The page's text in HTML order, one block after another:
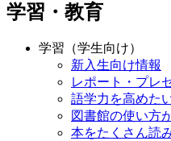
学習・教育
学習（学生向け）
新入生向け情報
レポート・プレ
語学力を高めた
図書館の使い方
本をたくさん読